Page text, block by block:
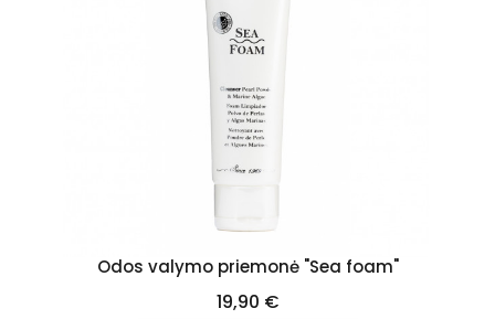
Odos valymo priemonė "Sea foam"
Kaina
19,90 €